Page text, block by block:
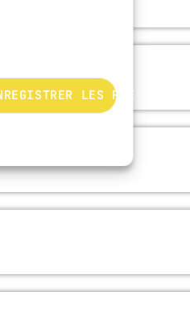
LES PRÉFÉRENCES